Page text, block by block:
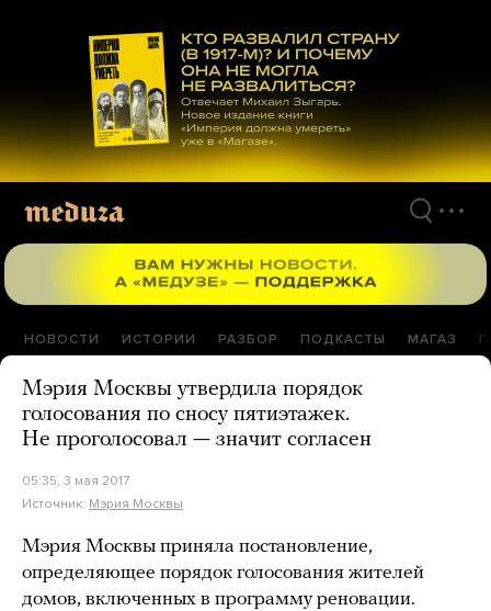
материалам
НОВОСТИ ИСТОРИИ РАЗБОР ПОДКАСТЫ МАГАЗ
Мэрия Москвы утвердила порядок
голосования по сносу пятиэтажек.
Не проголосовал — значит согласен
05:35, 3 мая 2017
Источник: Мэрия Москвы
Мэрия Москвы приняла постановление,
определяющее порядок голосования жителей
домов, включенных в программу реновации.